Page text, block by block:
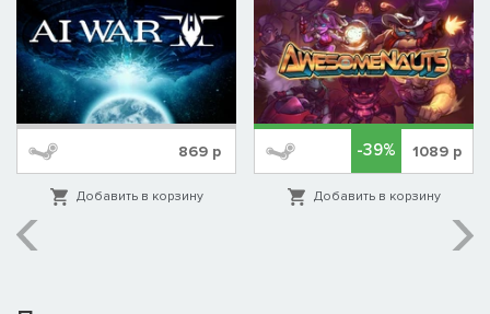
869 р
Добавить в корзину
-39% 1089 р
Добавить в корзину